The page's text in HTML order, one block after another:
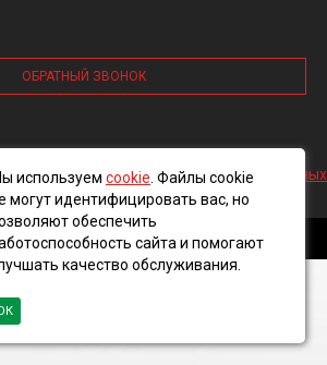
ОБРАТНЫЙ ЗВОНОК
и обработки персональных данных
кабельная компания, 2016 ©
используем cookie . Файлы cookie
могут идентифицировать вас, но
обеспечить
сайта и помогают
качество обслуживания.